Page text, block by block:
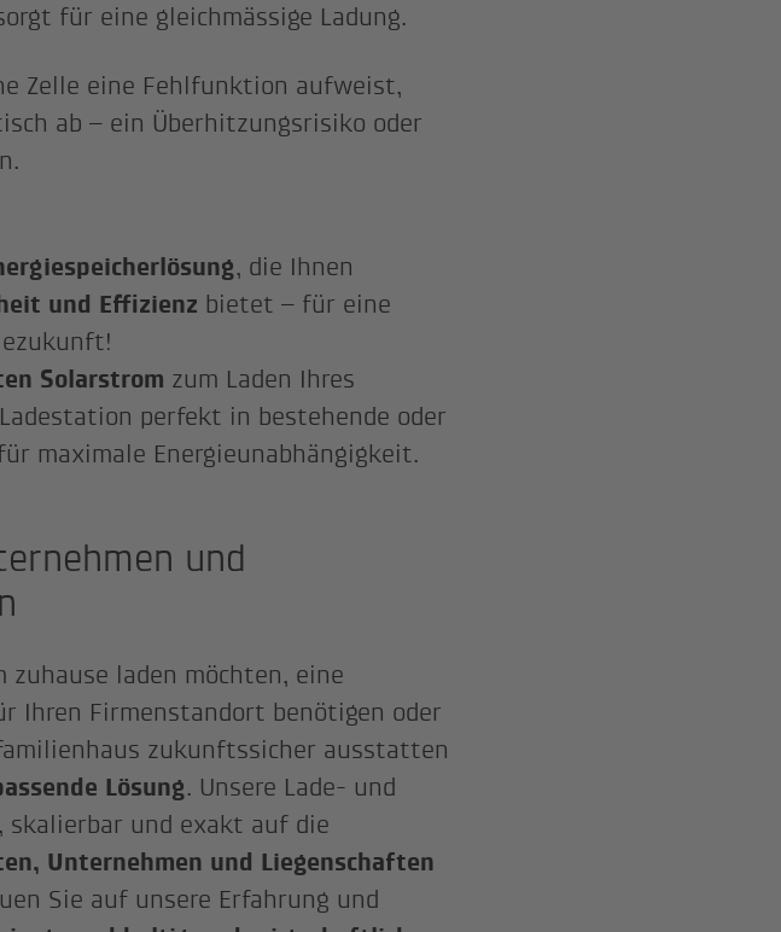
für eine gleichmässige Ladung.
Zelle eine Fehlfunktion aufweist,
ab – ein Überhitzungsrisiko oder
, die Ihnen
und Effizienz bietet – für eine
Solarstrom zum Laden Ihres
perfekt in bestehende oder
maximale Energieunabhängigkeit.
und
zuhause laden möchten, eine
Ihren Firmenstandort benötigen oder
zukunftssicher ausstatten
Lösung. Unsere Lade- und
skalierbar und exakt auf die
Unternehmen und Liegenschaften
Sie auf unsere Erfahrung und